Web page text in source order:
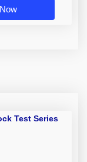
Test Series